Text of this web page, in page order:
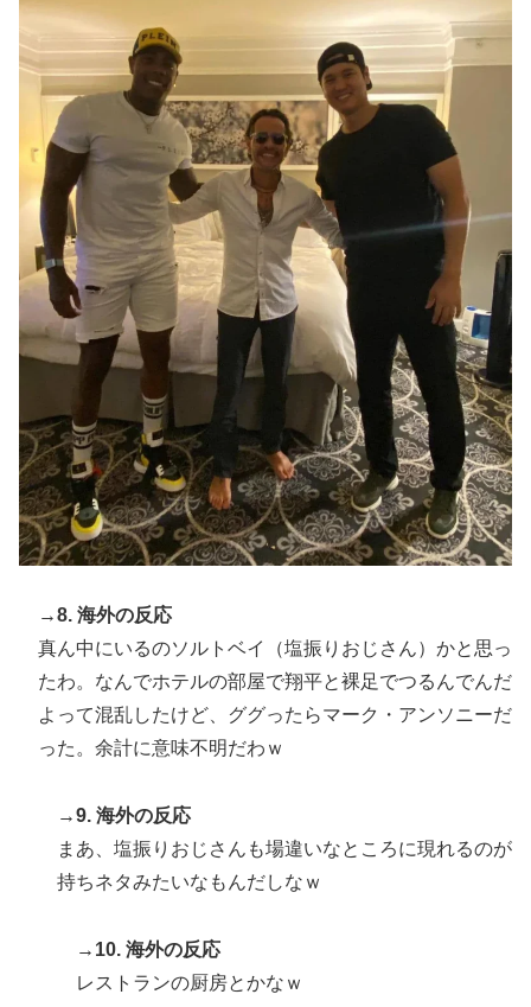
→8. 海外の反応
真ん中にいるのソルトベイ（塩振りおじさん）かと思っ
たわ。なんでホテルの部屋で翔平と裸足でつるんでんだ
よって混乱したけど、ググったらマーク・アンソニーだ
った。余計に意味不明だわｗ
→9. 海外の反応
まあ、塩振りおじさんも場違いなところに現れるのが
持ちネタみたいなもんだしなｗ
→10. 海外の反応
レストランの厨房とかなｗ